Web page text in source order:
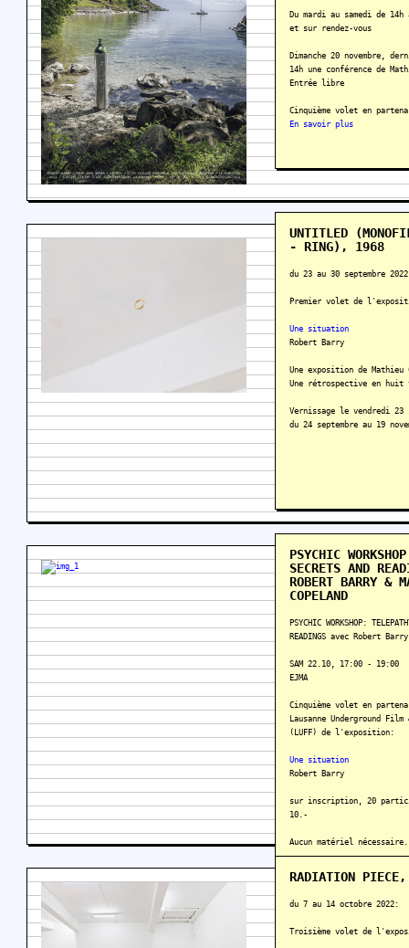
Du mardi au samedi de 14h
et sur rendez-vous
Dimanche 20 novembre,
14h une conférence de
Entrée libre
Cinquième volet en
En savoir plus
UNTITLED
- RING), 1968
du 23 au 30 septembre
Premier volet de
Une situation
Robert Barry
Une exposition de
Une rétrospective en huit
Vernissage le vendredi 23
du 24 septembre au 19
PSYCHIC
SECRETS AND
ROBERT BARRY &
COPELAND
PSYCHIC WORKSHOP:
READINGS avec Robert
SAM 22.10, 17:00 - 19:00
EJMA
Cinquième volet en
Lausanne Underground
(LUFF) de l'exposition:
Une situation
Robert Barry
sur inscription, 20
10.-
Aucun matériel
RADIATION
du 7 au 14 octobre 2022:
Troisième volet de